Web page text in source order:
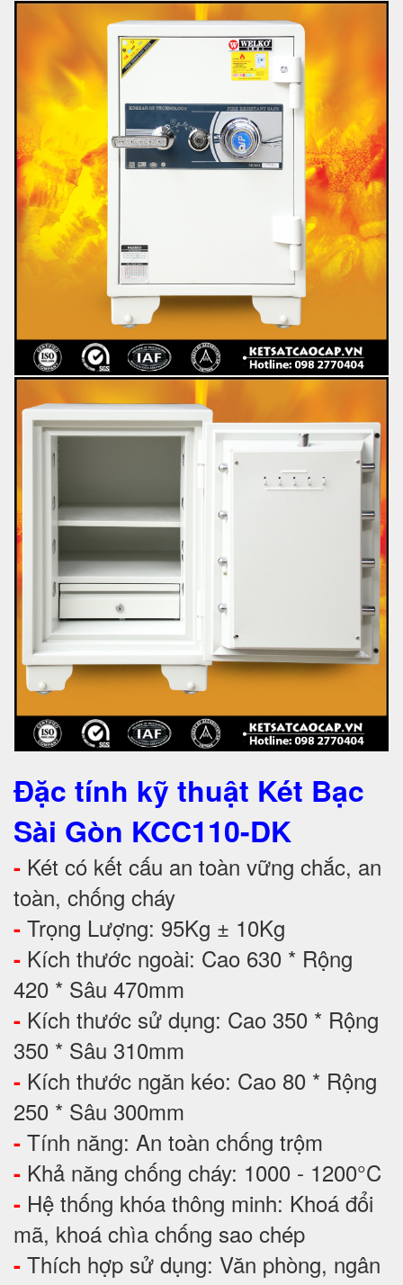
Đặc tính kỹ thuật Két Bạc
Sài Gòn KCC110-DK
- Két có kết cấu an toàn vững chắc, an
toàn, chống cháy
- Trọng Lượng: 95Kg ± 10Kg
- Kích thước ngoài: Cao 630 * Rộng
420 * Sâu 470mm
- Kích thước sử dụng: Cao 350 * Rộng
350 * Sâu 310mm
- Kích thước ngăn kéo: Cao 80 * Rộng
250 * Sâu 300mm
- Tính năng: An toàn chống trộm
- Khả năng chống cháy: 1000 - 1200°C
- Hệ thống khóa thông minh: Khoá đổi
mã, khoá chìa chống sao chép
- Thích hợp sử dụng: Văn phòng, ngân